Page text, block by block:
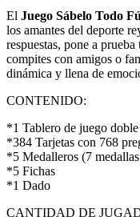
El Juego Sábelo Todo
los amantes del deporte
respuestas, pone a
compites con amigos o
dinámica y llena de
CONTENIDO:
*1 Tablero de juego
*384 Tarjetas con 768
*5 Medalleros (7
*5 Fichas
*1 Dado
CANTIDAD DE